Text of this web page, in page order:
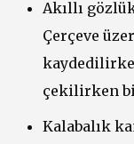
Akıllı
Çerçeve
çekilirken
Kalabalık